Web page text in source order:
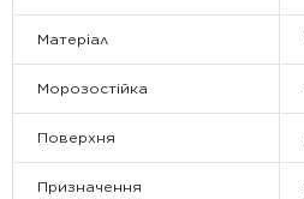
Матеріал
Морозостійка
Поверхня
Призначення